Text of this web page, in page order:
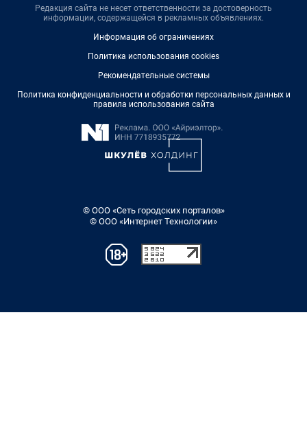
Редакция сайта не несет ответственности за достоверность
информации, содержащейся в рекламных объявлениях.
Информация об ограничениях
Политика использования cookies
Рекомендательные системы
Политика конфиденциальности и обработки персональных данных и
правила использования сайта
© ООО «Сеть городских порталов»
© ООО «Интернет Технологии»